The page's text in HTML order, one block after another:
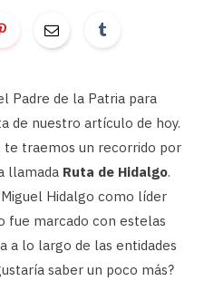
Padre de la Patria para
de nuestro artículo de hoy.
te traemos un recorrido por
llamada Ruta de Hidalgo.
Hidalgo como líder
fue marcado con estelas
a lo largo de las entidades
saber un poco más?